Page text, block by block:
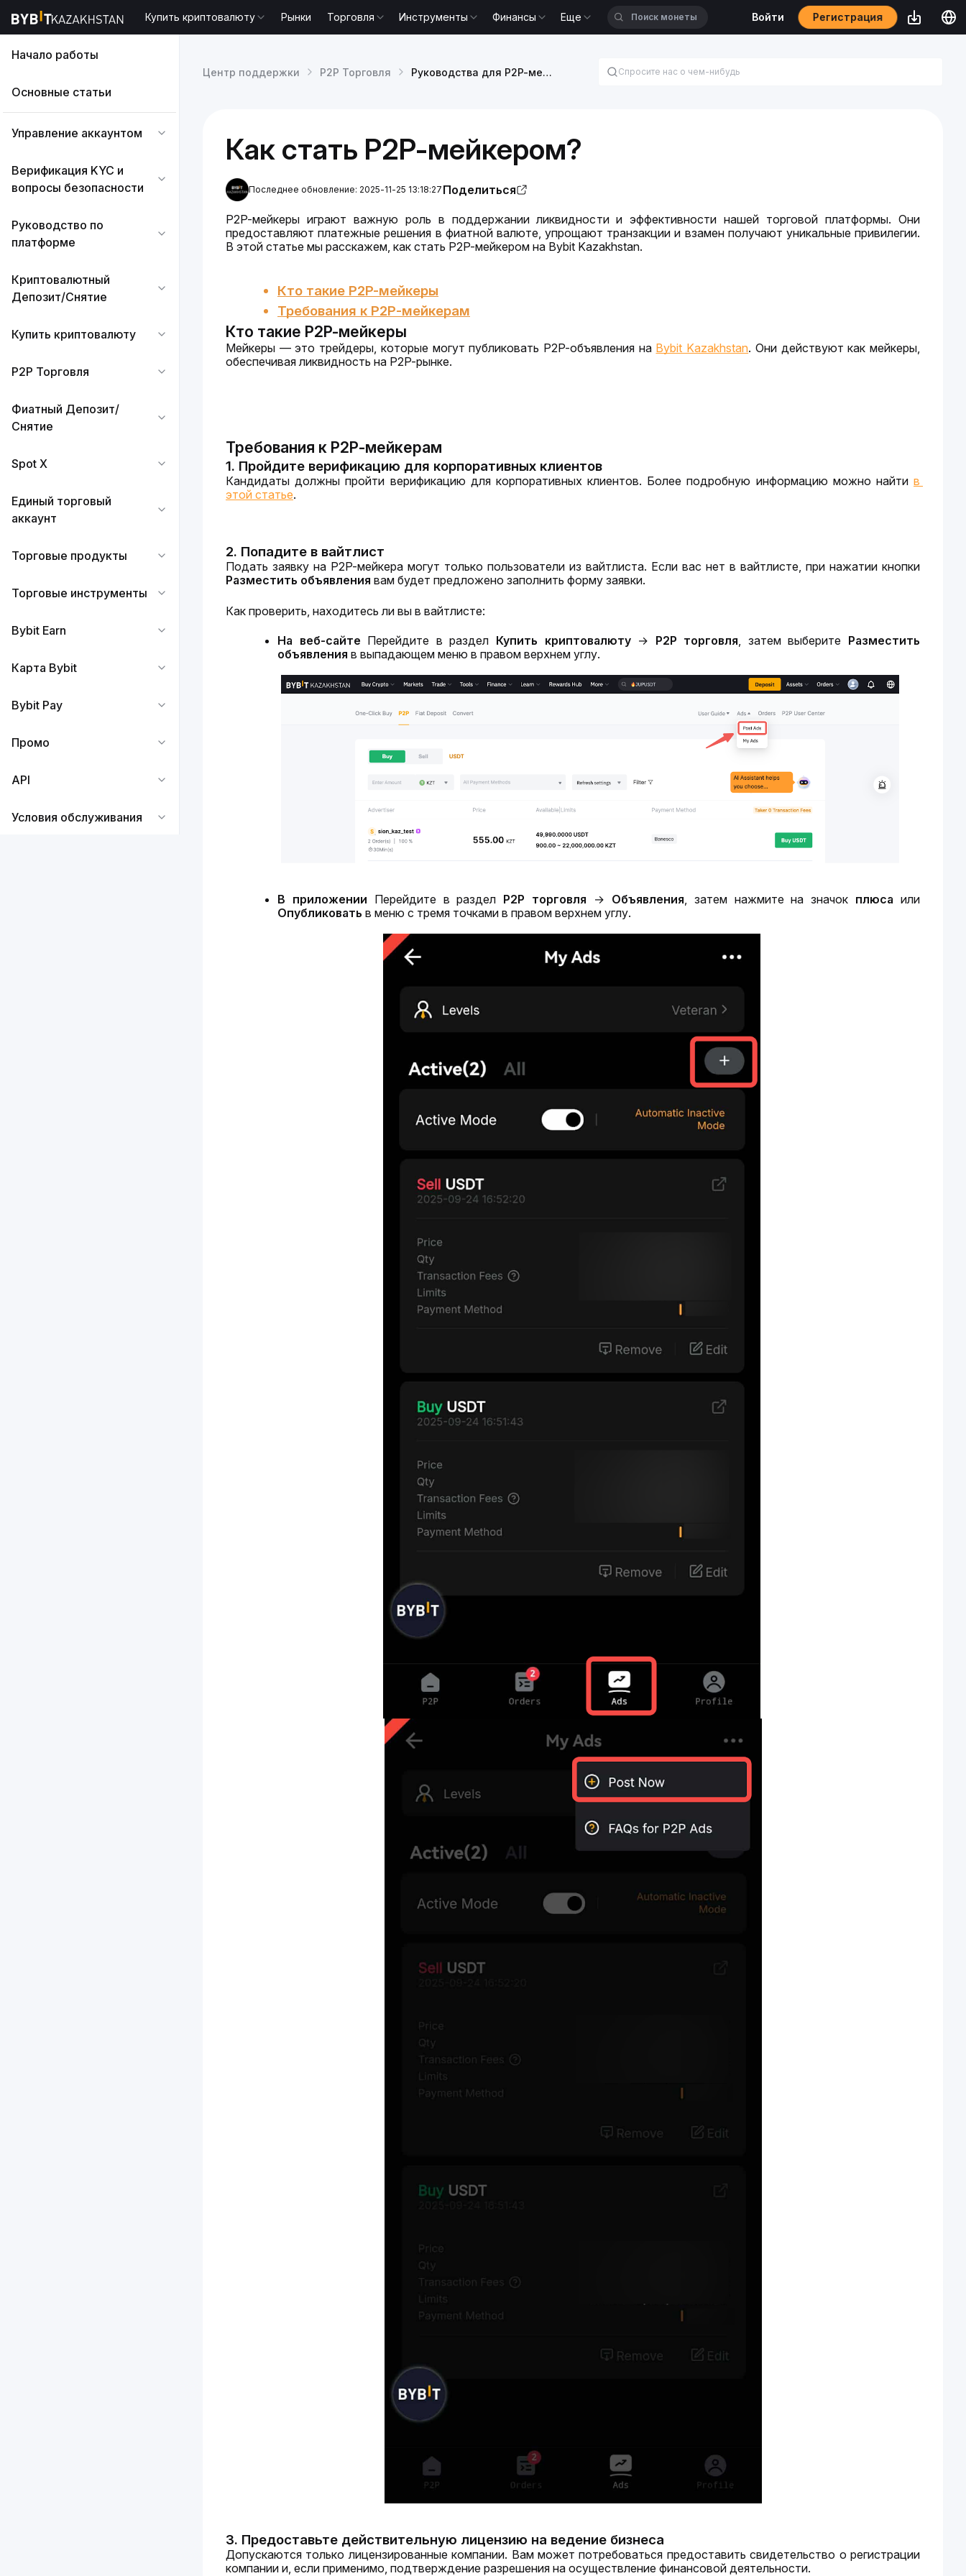
Купить криптовалюту Рынки Торговля Инструменты Финансы Еще Войти Регистрация
Начало работы
Основные статьи
Управление аккаунтом
Верификация KYC и
вопросы безопасности
Руководство по
платформе
Криптовалютный
Депозит/Снятие
Купить криптовалюту
P2P Торговля
Фиатный Депозит/
Снятие
Spot X
Единый торговый
аккаунт
Торговые продукты
Торговые инструменты
Bybit Earn
Карта Bybit
Bybit Pay
Промо
API
Условия обслуживания
Центр поддержки P2P Торговля Руководства для P2P-мерчантов
Как стать P2P-мейкером?
Последнее обновление: 2025-11-25 13:18:27 Поделиться
P2P-мейкеры играют важную роль в поддержании ликвидности и эффективности нашей торговой платформы. Они
предоставляют платежные решения в фиатной валюте, упрощают транзакции и взамен получают уникальные привилегии.
В этой статье мы расскажем, как стать P2P-мейкером на Bybit Kazakhstan.
Кто такие P2P-мейкеры
Требования к Р2Р-мейкерам
Кто такие P2P-мейкеры
Мейкеры — это трейдеры, которые могут публиковать P2P-объявления на Bybit Kazakhstan. Они действуют как мейкеры,
обеспечивая ликвидность на P2P-рынке.
Требования к Р2Р-мейкерам
1. Пройдите верификацию для корпоративных клиентов
Кандидаты должны пройти верификацию для корпоративных клиентов. Более подробную информацию можно найти в
этой статье.
2. Попадите в вайтлист
Разместить объявления вам будет предложено заполнить форму заявки.
Как проверить, находитесь ли вы в вайтлисте:
На веб-сайте Перейдите в раздел Купить криптовалюту → P2P торговля, затем выберите Разместить
объявления в выпадающем меню в правом верхнем углу.
В приложении Перейдите в раздел P2P торговля → Объявления , затем нажмите на значок плюса
Опубликовать в меню с тремя точками в правом верхнем углу.
3. Предоставьте действительную лицензию на ведение бизнеса
Допускаются только лицензированные компании. Вам может потребоваться предоставить свидетельство о регистрации
компании и, если применимо, подтверждение разрешения на осуществление финансовой деятельности.